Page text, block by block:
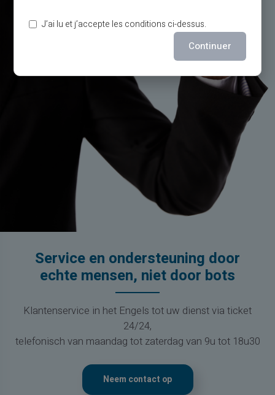
Service en ondersteuning door
echte mensen, niet door bots
Klantenservice in het Engels tot uw dienst via ticket
24/24,
telefonisch van maandag tot zaterdag van 9u tot 18u30
Neem contact op
J’ai lu et j’accepte les conditions ci-dessus.
Continuer